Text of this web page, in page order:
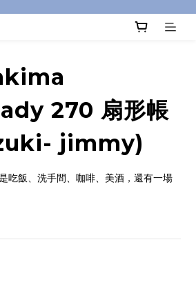
270 扇形帳
jimmy)
吃飯、洗手間、咖啡、美酒，還有一場